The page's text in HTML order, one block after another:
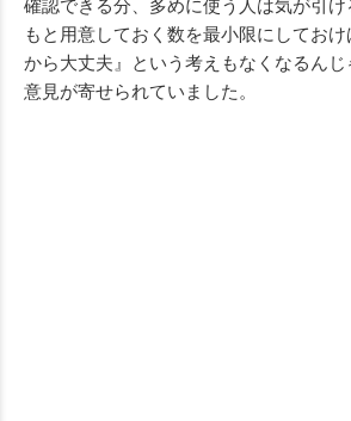
確認できる分、多めに使う人は気が引け
もと用意しておく数を最小限にしてお
から大丈夫』という考えもなくなるん
意見が寄せられていました。